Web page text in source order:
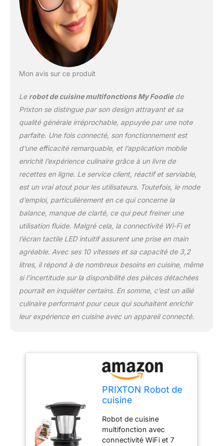
de lames avec 10
vitesses (60-7000
tr/min) Dispose de
multiples accessoires :
lame à découper, lame à
antidérapants.
Mon avis sur ce produit
Le robot de cuisine multifonctions My Foodiede
Prixton se distingue par son design attrayant et sa
qualité générale irréprochable, appuyée par une note
parfaite. Une fois connecté, son fonctionnement est
d’une efficacité remarquable, et l’application mobile
enrichit l’expérience culinaire grâce à un livre de
recettes en ligne. Le service client, réactif et serviable,
est un vrai atout pour les utilisateurs. Toutefois, le mode
d’emploi, particulièrement en ce qui concerne la
balance, manque de clarté, ce qui peut freiner une
utilisation fluide. Malgré cela, la connectivité Wi-Fi et
l’écran tactile LED intuitif assurent une prise en main
agréable. Avec ses 10 vitesses et sa capacité de 3,2
litres, il répond à de nombreux besoins en cuisine, même
si l’incertitude sur la disponibilité des pièces détachées
pourrait en inquiéter certains. En somme, c’est un allié
culinaire performant pour ceux qui souhaitent enrichir
leur expérience en cuisine avec un appareil connecté.
PRIXTON Robot de
cuisine
Foodie Wi-Fi Écran
tactile APP mobile
avec livre de
Robot de cuisine
multifonction avec
connectivité WiFi et 7